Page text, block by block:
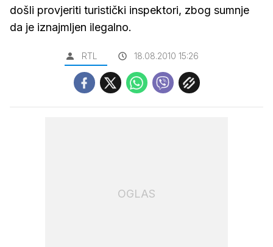
došli provjeriti turistički inspektori, zbog sumnje
da je iznajmljen ilegalno.
RTL 18.08.2010 15:26
OGLAS